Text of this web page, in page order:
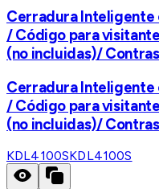
Cerradura Inteligente
/ Código para
(no incluidas)/
Cerradura Inteligente
/ Código para
(no incluidas)/
KDL4100SKDL4100S